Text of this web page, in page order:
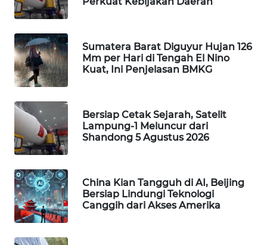
Sumatera Barat Diguyur Hujan 126
Mm per Hari di Tengah El Nino
Kuat, Ini Penjelasan BMKG
Bersiap Cetak Sejarah, Satelit
Lampung-1 Meluncur dari
Shandong 5 Agustus 2026
China Kian Tangguh di AI, Beijing
Bersiap Lindungi Teknologi
Canggih dari Akses Amerika
DESA
WISATA
LAPAK
WAHANA
Wahana
Network
KONSUMEN
LISTRIK
MASYARAKAT
KELISTRIKAN
WALINKI